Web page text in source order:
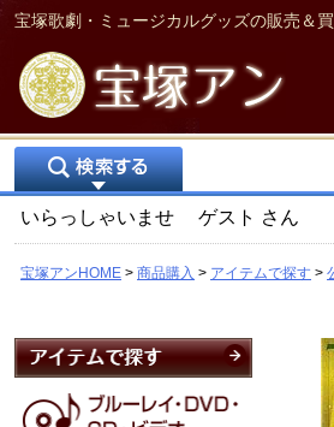
宝塚歌劇・ミュージカルグッズの販売＆
いらっしゃいませ ゲスト さん
宝塚アンHOME 商品購入 アイテムで探す